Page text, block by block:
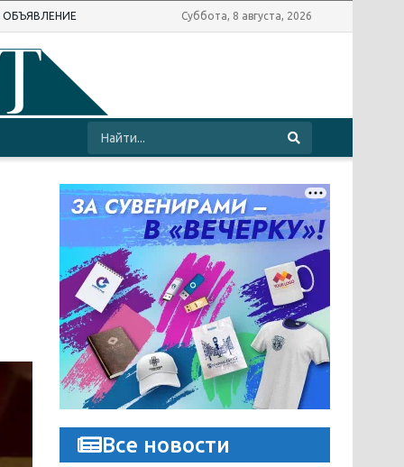
ОБЪЯВЛЕНИЕ Суббота, 8 августа, 2026
Все новости